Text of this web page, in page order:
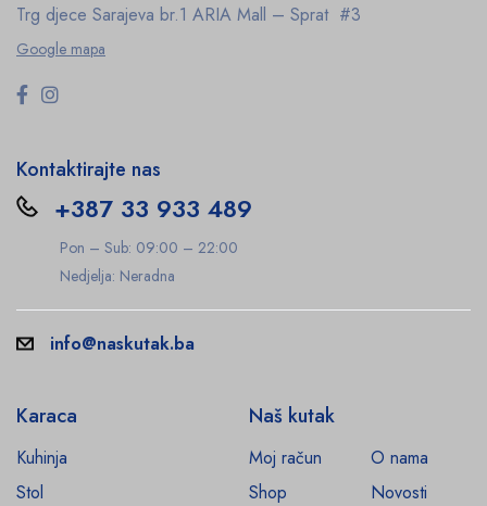
Trg djece Sarajeva br.1 ARIA Mall – Sprat #3
Google mapa
Kontaktirajte nas
+387 33 933 489
Pon – Sub: 09:00 – 22:00
Nedjelja: Neradna
info@naskutak.ba
Karaca
Kuhinja
Stol
Naš kutak
Moj račun
O nama
Shop
Novosti